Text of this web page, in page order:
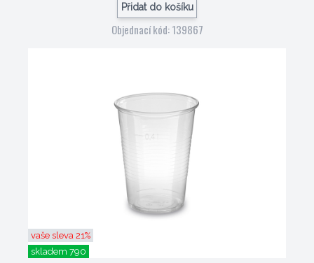
Přidat do košíku
Objednací kód: 139867
vaše sleva 21%
skladem 790